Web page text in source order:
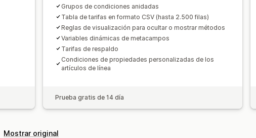
Grupos de condiciones anidadas
Tabla de tarifas en formato CSV (hasta 2.500 filas)
Reglas de visualización para ocultar o mostrar métodos
Variables dinámicas de metacampos
Tarifas de respaldo
Condiciones de propiedades personalizadas de los
artículos de línea
Prueba gratis de 14 día
Mostrar original